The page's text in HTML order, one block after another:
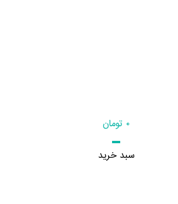
۰ تومان
سبد خرید